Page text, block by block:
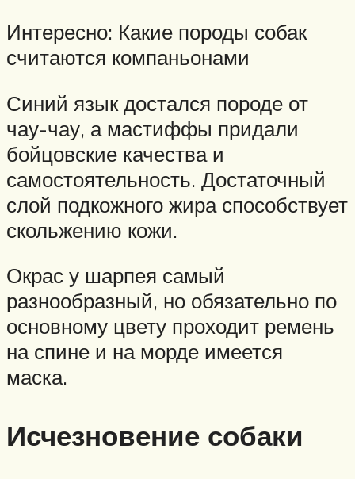
Интересно: Какие породы собак
считаются компаньонами
Синий язык достался породе от
чау-чау, а мастиффы придали
бойцовские качества и
самостоятельность. Достаточный
слой подкожного жира способствует
скольжению кожи.
Окрас у шарпея самый
разнообразный, но обязательно по
основному цвету проходит ремень
на спине и на морде имеется
маска.
Исчезновение собаки